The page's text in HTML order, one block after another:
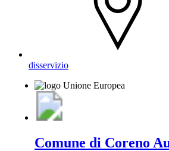
disservizio
Comune di Coreno